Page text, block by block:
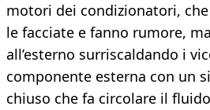
motori dei condizionatori,
le facciate e fanno rumore,
all’esterno surriscaldando i
componente esterna con un
chiuso che fa circolare il